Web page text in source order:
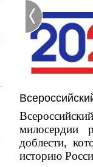
милосердии
доблести,
историю